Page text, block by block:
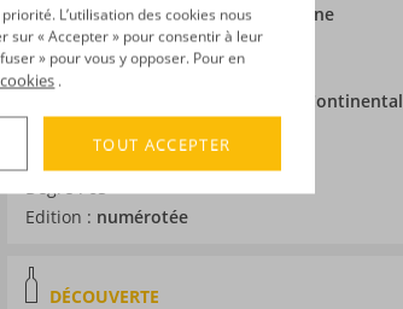
Type d’alcool :Rhum pur jus de canne
Provenance :Madère
Distillation : Colonne
Continental
Volume : 70CL
Degré :65°
Edition : numérotée
DÉCOUVERTE
L’utilisation des cookies nous
sur « Accepter » pour consentir à leur
» pour vous y opposer. Pour en
.
TOUT ACCEPTER